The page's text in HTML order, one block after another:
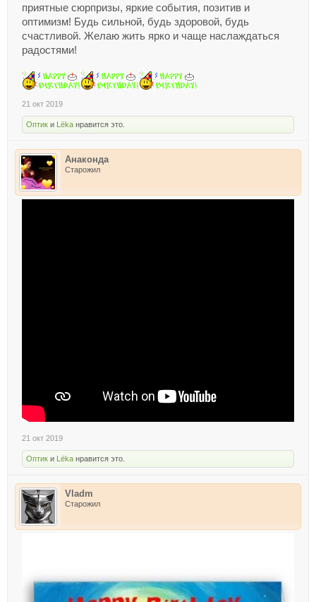
приятные сюрпризы, яркие события, позитив и
оптимизм! Будь сильной, будь здоровой, будь
счастливой. Желаю жить ярко и чаще наслаждаться
радостями!
21 окт 2019
Оптик и Lёka нравится это.
Анаконда
Старожил
21 окт 2019
Оптик и Lёka нравится это.
Vladm
Старожил